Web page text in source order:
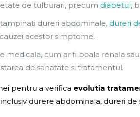
de tulburari, precum diabetul,
dureri abdominale, dureri
acestor simptome.
medicala, cum ar fi boala renala
de sanatate si tratamentul.
pentru a verifica evolutia
durere abdominala, dureri de